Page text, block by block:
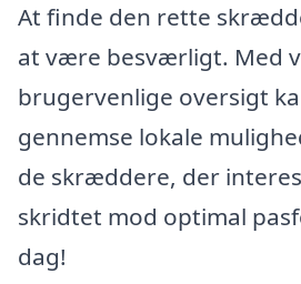
At finde den rette
at være besværligt. Med
brugervenlige oversigt
gennemse lokale
de skræddere, der
skridtet mod optimal
dag!